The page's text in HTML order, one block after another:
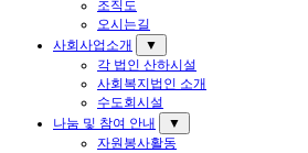
조직도
오시는길
사회사업소개
▼
각 법인 산하시설
사회복지법인 소개
수도회시설
나눔 및 참여 안내
▼
자원봉사활동